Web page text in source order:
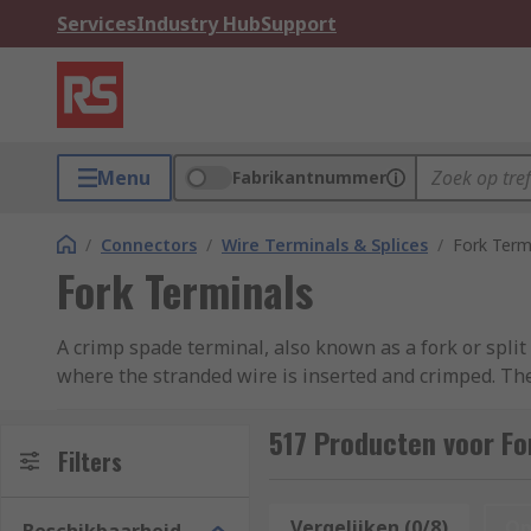
ServicesIndustry HubSupport
Menu Fabrikantnummer
/ Connectors / Wire Terminals & Splices / Fork
Fork Terminals
A crimp spade terminal, also known as a fork or
where the stranded wire is inserted and crimped.
What do fork terminals do?
An electrical crimp is a solderless electrical
Filters 517 Producten voor